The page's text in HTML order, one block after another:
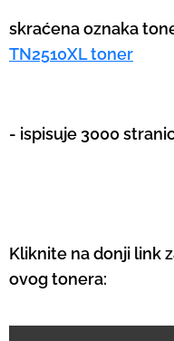
skraćena oznaka
TN2510XL toner
- ispisuje 3000
Kliknite na donji link
ovog tonera: